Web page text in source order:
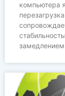
компьютера
замедлением